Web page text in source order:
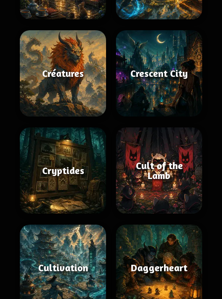
Créatures Crescent City
Cryptides
Cult of the
Lamb
Cultivation Daggerheart